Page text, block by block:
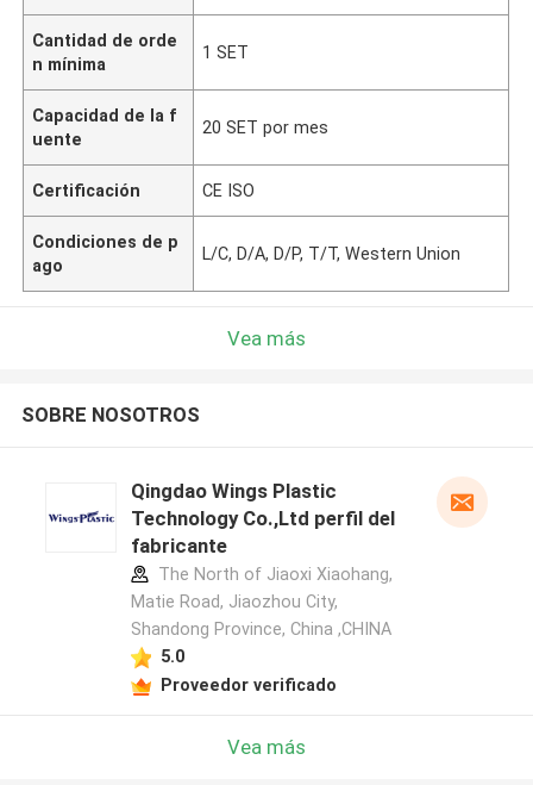
Cantidad de orde
n mínima
1 SET
Capacidad de la f
uente
20 SET por mes
Certificación CE ISO
Condiciones de p
ago
L/C, D/A, D/P, T/T, Western Union
Vea más
SOBRE NOSOTROS
Qingdao Wings Plastic
Technology Co.,Ltd perfil del
fabricante
The North of Jiaoxi Xiaohang,
Matie Road, Jiaozhou City,
Shandong Province, China ,CHINA
5.0
Proveedor verificado
Vea más